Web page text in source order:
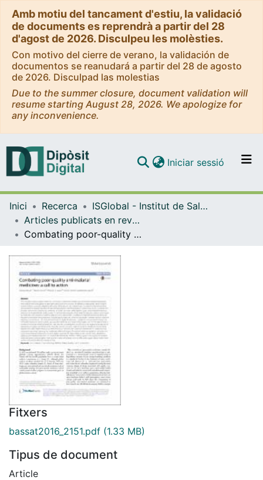
Amb motiu del tancament d'estiu, la validació
de documents es reprendrà a partir del 28
d'agost de 2026. Disculpeu les molèsties.
Con motivo del cierre de verano, la validación de
documentos se reanudará a partir del 28 de agosto
de 2026. Disculpad las molestias
Due to the summer closure, document validation will
resume starting August 28, 2026. We apologize for
any inconvenience.
Navega per tot el DD
Com publicar
Iniciar sessió (current)
Inici Recerca
ISGlobal - Institut de Salut Global de Barcelona
Articles publicats en revistes (ISGlobal)
Combating poor-quality anti-malarial medicines: a call to action
Fitxers
bassat2016_2151.pdf (1.33 MB)
Tipus de document
Article